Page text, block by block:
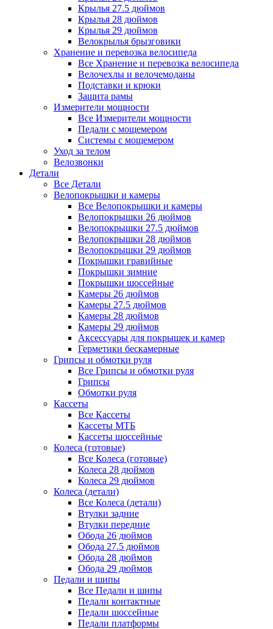
Крылья 27.5 дюймов
Крылья 28 дюймов
Крылья 29 дюймов
Велокрылья брызговики
Хранение и перевозка велосипеда
Все Хранение и перевозка велосипеда
Велочехлы и велочемоданы
Подставки и крюки
Защита рамы
Измерители мощности
Все Измерители мощности
Педали с мощемером
Системы с мощемером
Уход за телом
Велозвонки
Детали
Все Детали
Велопокрышки и камеры
Все Велопокрышки и камеры
Велопокрышки 26 дюймов
Велопокрышки 27.5 дюймов
Велопокрышки 28 дюймов
Велопокрышки 29 дюймов
Покрышки гравийные
Покрышки зимние
Покрышки шоссейные
Камеры 26 дюймов
Камеры 27.5 дюймов
Камеры 28 дюймов
Камеры 29 дюймов
Аксессуары для покрышек и камер
Герметики бескамерные
Грипсы и обмотки руля
Все Грипсы и обмотки руля
Грипсы
Обмотки руля
Кассеты
Все Кассеты
Кассеты МТБ
Кассеты шоссейные
Колеса (готовые)
Все Колеса (готовые)
Колеса 28 дюймов
Колеса 29 дюймов
Колеса (детали)
Все Колеса (детали)
Втулки задние
Втулки передние
Обода 26 дюймов
Обода 27.5 дюймов
Обода 28 дюймов
Обода 29 дюймов
Педали и шипы
Все Педали и шипы
Педали контактные
Педали шоссейные
Педали платформы